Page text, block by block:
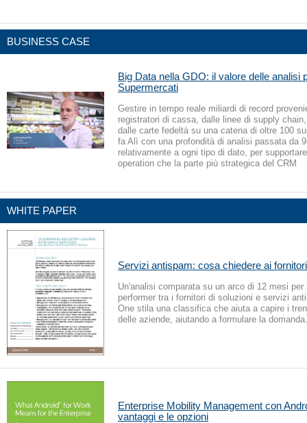
BUSINESS CASE
Big Data nella GDO: il valore delle analisi
Supermercati
Gestire in tempo reale miliardi di record
registratori di cassa, dalle linee di supply
dalle carte fedeltà su una catena di oltre 100
fa Alì con una profondità di analisi passata da
relativamente a ogni tipo di dato, per
operation che la parte più strategica del CRM
WHITE PAPER
Servizi antispam: cosa chiedere ai
Un'analisi comparata su un arco di 12 mesi per
performer tra i fornitori di soluzioni e servizi
One stila una classifica che aiuta a capire i
delle aziende, aiutando a formulare la domanda.
Enterprise Mobility Management con
vantaggi e le opzioni